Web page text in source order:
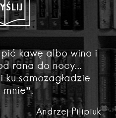
kawę albo wino i
rana do nocy...
samozagładzie
Andrzej Pilipiuk